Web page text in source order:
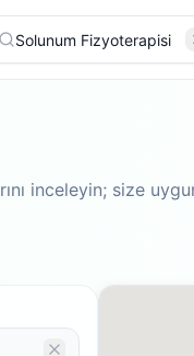
inceleyin; size